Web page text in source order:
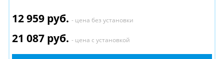
12 959 руб. - цена без установки
21 087 руб. - цена с установкой